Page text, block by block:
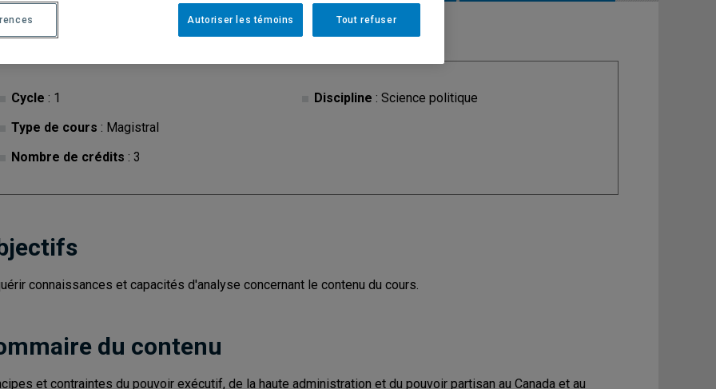
Cycle : 1
Type de cours : Magistral
Nombre de crédits : 3
Discipline : Science politique
connaissances et capacités d'analyse concernant le contenu du cours.
du contenu
et contraintes du pouvoir exécutif, de la haute administration et du pouvoir partisan au Canada et au
Tout refuser
Autoriser les témoins